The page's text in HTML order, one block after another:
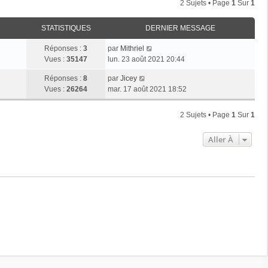
2 Sujets • Page 1 Sur 1
STATISTIQUES DERNIER MESSAGE
Réponses : 3
Vues : 35147
par Mithriel
lun. 23 août 2021 20:44
Réponses : 8
Vues : 26264
par Jicey
mar. 17 août 2021 18:52
2 Sujets • Page 1 Sur 1
Aller À